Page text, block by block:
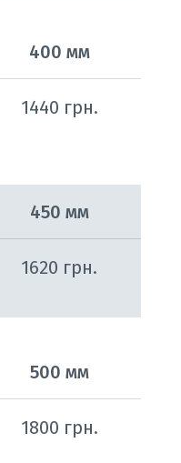
400 мм
1440 грн.
450 мм
1620 грн.
500 мм
1800 грн.